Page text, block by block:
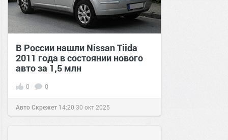
В России нашли Nissan Tiida
2011 года в состоянии нового
авто за 1,5 млн
0 0
Авто Скрежет 14:20 30 окт 2025